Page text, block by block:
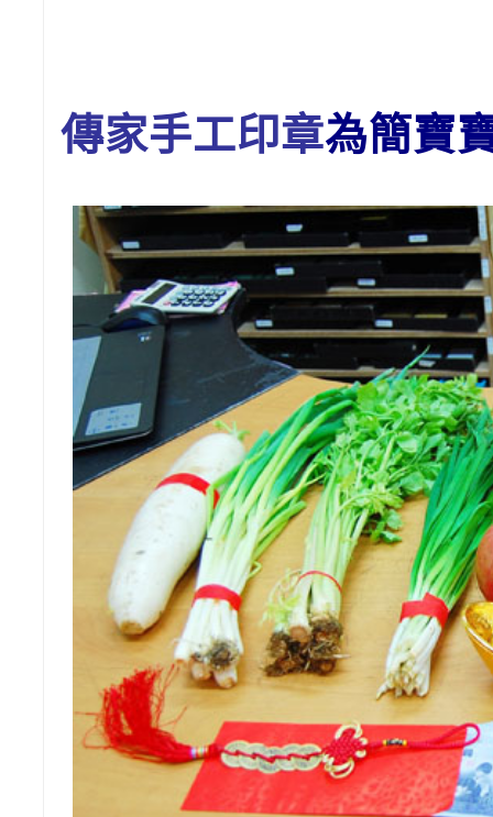
傳家手工印章為簡寶